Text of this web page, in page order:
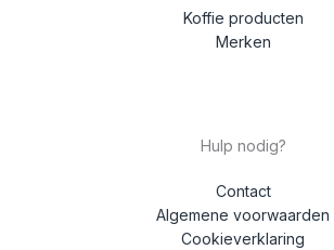
Koffie producten
Merken
Hulp nodig?
Contact
Algemene voorwaarden
Cookieverklaring